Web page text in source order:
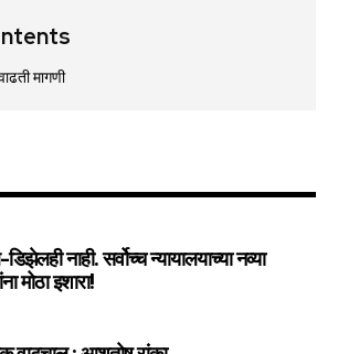
मागणी
नाही. सर्वोच्च न्यायालयाच्या नव्या
मोठा इशारा!